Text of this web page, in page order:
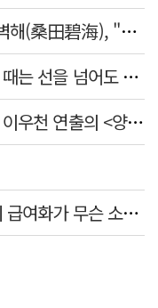
[뉴스로 보는 고사성어]<32>상전벽해(桑田碧海), "뽕나무밭이 푸른 바다가 되었다."
[김종섭의 광고 이야기] 광고를 할 때는 선을 넘어도 좋습니다.
[김건표의 연극리뷰] 오태영 신작, 이우천 연출의 <양은 양순하다>"국민을 온순한 양으로 길들이는 전체주의적 정치의 알레고리"
[사설] 환자 부담 못 줄이는 간병비 급여화가 무슨 소용인가